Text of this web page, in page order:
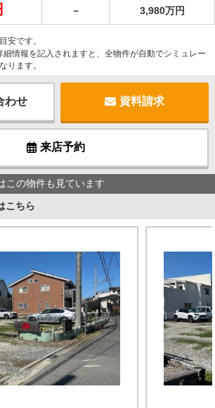
－ 3,980万円
安です。
細情報を記入されますと、全物件が自動でシミュレー
ります。
わせ 資料請求
来店予約
この物件も見ています
こちら